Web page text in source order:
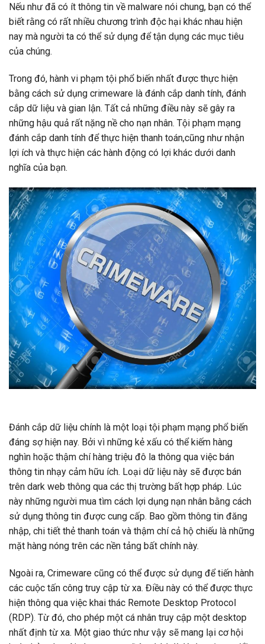
Nếu như đã có ít thông tin về malware nói chung, bạn có thể
biết rằng có rất nhiều chương trình độc hại khác nhau hiện
nay mà người ta có thể sử dụng để tận dụng các mục tiêu
của chúng.
Trong đó, hành vi phạm tội phổ biến nhất được thực hiện
bằng cách sử dụng crimeware là đánh cắp danh tính, đánh
cắp dữ liệu và gian lận. Tất cả những điều này sẽ gây ra
những hậu quả rất nặng nề cho nạn nhân. Tội phạm mạng
đánh cắp danh tính để thực hiện thanh toán,cũng như nhận
lợi ích và thực hiện các hành động có lợi khác dưới danh
nghĩa của bạn.
Đánh cắp dữ liệu chính là một loại tội phạm mạng phổ biến
đáng sợ hiện nay. Bởi vì những kẻ xấu có thể kiếm hàng
nghìn hoặc thậm chí hàng triệu đô la thông qua việc bán
thông tin nhạy cảm hữu ích. Loại dữ liệu này sẽ được bán
trên dark web thông qua các thị trường bất hợp pháp. Lúc
này những người mua tìm cách lợi dụng nạn nhân bằng cách
sử dụng thông tin được cung cấp. Bao gồm thông tin đăng
nhập, chi tiết thẻ thanh toán và thậm chí cả hộ chiếu là những
mặt hàng nóng trên các nền tảng bất chính này.
Ngoài ra, Crimeware cũng có thể được sử dụng để tiến hành
các cuộc tấn công truy cập từ xa. Điều này có thể được thực
hiện thông qua việc khai thác Remote Desktop Protocol
(RDP). Từ đó, cho phép một cá nhân truy cập một desktop
nhất định từ xa. Một giao thức như vậy sẽ mang lại cơ hội